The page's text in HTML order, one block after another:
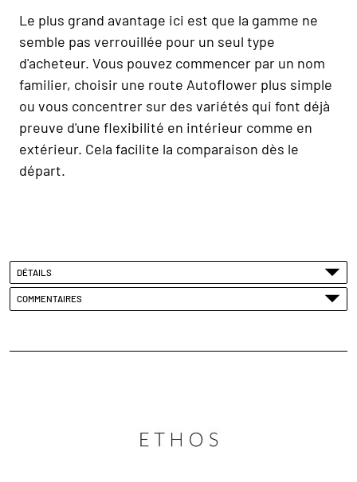
Le plus grand avantage ici est que la gamme ne
semble pas verrouillée pour un seul type
d'acheteur. Vous pouvez commencer par un nom
familier, choisir une route Autoflower plus simple
ou vous concentrer sur des variétés qui font déjà
preuve d'une flexibilité en intérieur comme en
extérieur. Cela facilite la comparaison dès le
départ.
DÉTAILS
COMMENTAIRES